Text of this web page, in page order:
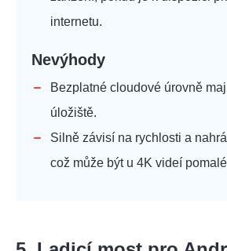
internetu.
Nevýhody
Bezplatné cloudové úrovně
úložiště.
Silně závisí na rychlosti a
což může být u 4K videí